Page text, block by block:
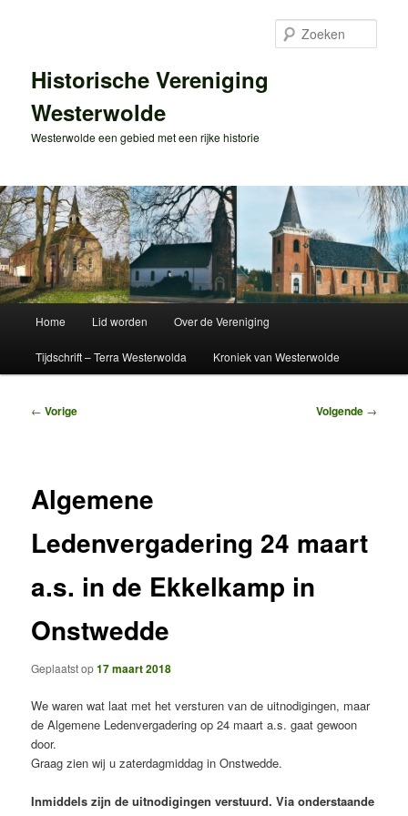
inhoudHistorische Vereniging
Westerwolde
Westerwolde een gebied met een rijke historie
Home Lid worden Over de Vereniging
Tijdschrift – Terra Westerwolda Kroniek van Westerwolde
Bericht
← Vorige Volgende →
Algemene
Ledenvergadering 24 maart
a.s. in de Ekkelkamp in
Onstwedde
Geplaatst op17 maart 2018
We waren wat laat met het versturen van de uitnodigingen, maar
de Algemene Ledenvergadering op 24 maart a.s. gaat gewoon
door.
Graag zien wij u zaterdagmiddag in Onstwedde.
Inmiddels zijn de uitnodigingen verstuurd. Via onderstaande